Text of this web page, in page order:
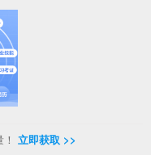
立即获取 >>